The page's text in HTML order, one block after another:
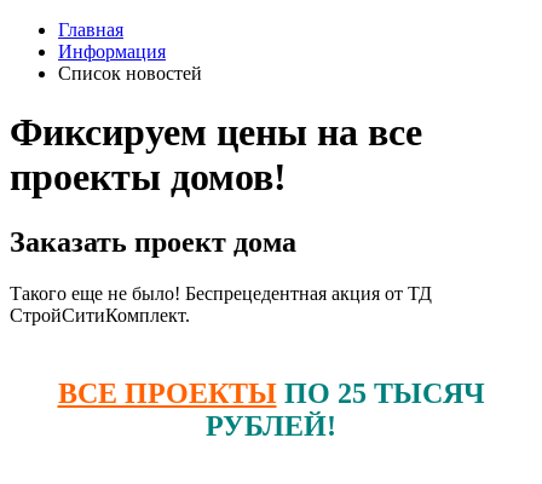
Главная
Информация
Список новостей
Фиксируем цены на все
проекты домов!
Заказать проект дома
Такого еще не было! Беспрецедентная акция от ТД
СтройСитиКомплект.
ВСЕ ПРОЕКТЫПО 25 ТЫСЯЧ
РУБЛЕЙ!